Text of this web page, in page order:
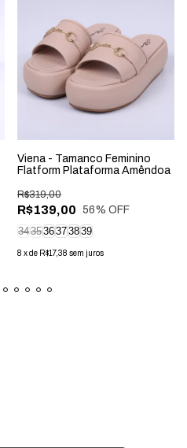
Viena - Tamanco Feminino
Flatform Plataforma Amêndoa
R$139,00
R$319,00
56% OFF
343536373839
8 xde R$17,38 sem juros